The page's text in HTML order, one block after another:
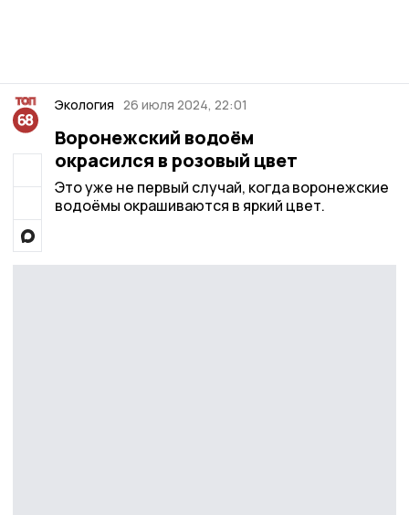
Экология 26 июля 2024, 22:01
Воронежский водоём
окрасился в розовый цвет
Это уже не первый случай, когда воронежские
водоёмы окрашиваются в яркий цвет.